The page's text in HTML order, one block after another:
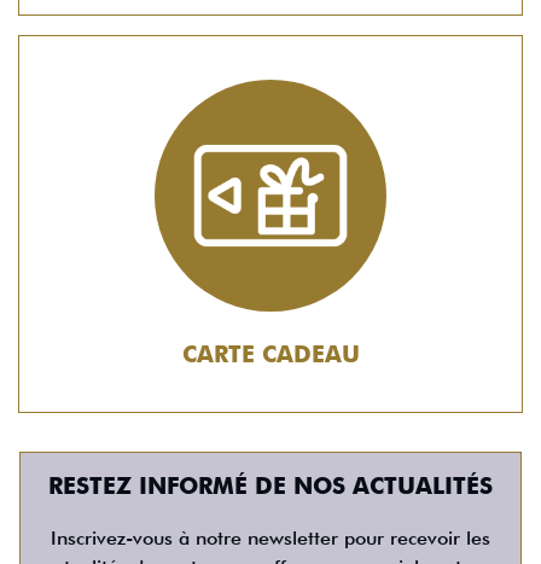
CARTE CADEAU
RESTEZ INFORMÉ DE NOS ACTUALITÉS
Inscrivez-vous à notre newsletter pour recevoir les